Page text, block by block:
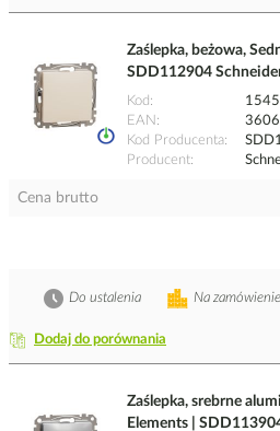
Zaślepka, beżowa,
SDD112904
Kod
EAN
Kod Producenta
Producent
Cena brutto
Dodaj do porównania
Na zamówienie
Do ustalenia
Zaślepka, srebrne
Elements |